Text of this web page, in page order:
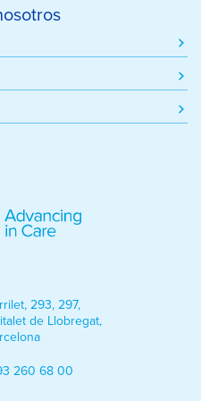
con otra información
de sus servicios.
293, 297,
de Llobregat,
260 68 00